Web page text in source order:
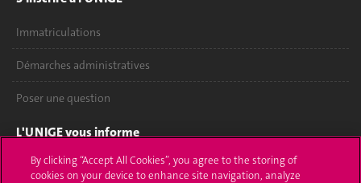
Immatriculations
Démarches administratives
Poser une question
L'UNIGE vous informe
UNIGE Mobile
By clicking “Accept All Cookies”, you agree to the storing of
cookies on your device to enhance site navigation, analyze